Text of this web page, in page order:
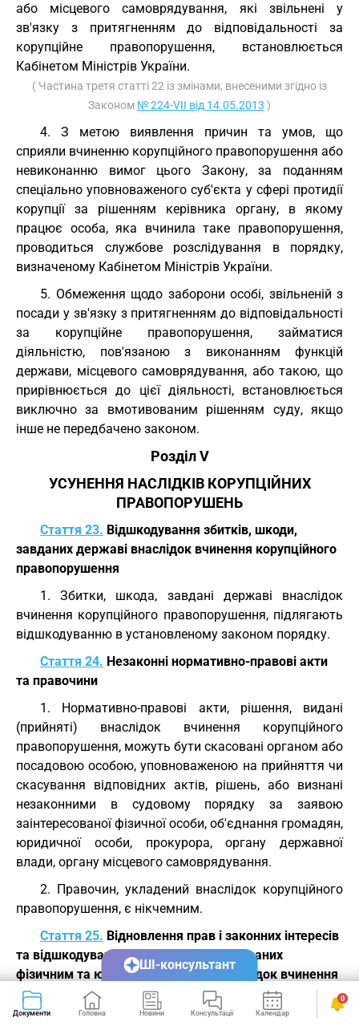
або місцевого самоврядування, які звільнені у
зв'язку з притягненням до відповідальності за
корупційне правопорушення, встановлюється
Кабінетом Міністрів України.
( Частина третя статті 22 із змінами, внесеними згідно із
Законом № 224-VII від 14.05.2013 )
4. З метою виявлення причин та умов, що
сприяли вчиненню корупційного правопорушення або
невиконанню вимог цього Закону, за поданням
спеціально уповноваженого суб'єкта у сфері протидії
корупції за рішенням керівника органу, в якому
працює особа, яка вчинила таке правопорушення,
проводиться службове розслідування в порядку,
визначеному Кабінетом Міністрів України.
5. Обмеження щодо заборони особі, звільненій з
посади у зв'язку з притягненням до відповідальності
за корупційне правопорушення, займатися
діяльністю, пов'язаною з виконанням функцій
держави, місцевого самоврядування, або такою, що
прирівнюється до цієї діяльності, встановлюється
виключно за вмотивованим рішенням суду, якщо
інше не передбачено законом.
Розділ V
УСУНЕННЯ НАСЛІДКІВ КОРУПЦІЙНИХ
ПРАВОПОРУШЕНЬ
Стаття 23. Відшкодування збитків, шкоди,
завданих державі внаслідок вчинення корупційного
правопорушення
1. Збитки, шкода, завдані державі внаслідок
вчинення корупційного правопорушення, підлягають
відшкодуванню в установленому законом порядку.
Стаття 24. Незаконні нормативно-правові акти
та правочини
1. Нормативно-правові акти, рішення, видані
(прийняті) внаслідок вчинення корупційного
правопорушення, можуть бути скасовані органом або
посадовою особою, уповноваженою на прийняття чи
скасування відповідних актів, рішень, або визнані
незаконними в судовому порядку за заявою
заінтересованої фізичної особи, об'єднання громадян,
юридичної особи, прокурора, органу державної
влади, органу місцевого самоврядування.
2. Правочин, укладений внаслідок корупційного
правопорушення, є нікчемним.
Стаття 25. Відновлення прав і законних інтересів
та відшкодування збитків, шкоди, завданих
фізичним та юридичним особам внаслідок вчинення
корупційного правопорушення
1. Фізичні та юридичні особи, права яких
Документи Головна Новини Консультації Календар Сервіси
0
ШІ-консультант